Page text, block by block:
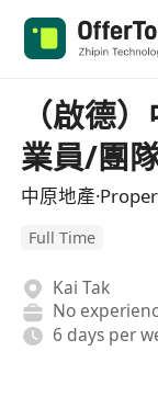
（啟德
業員/團
中原地產
Full Time
Kai Tak
No